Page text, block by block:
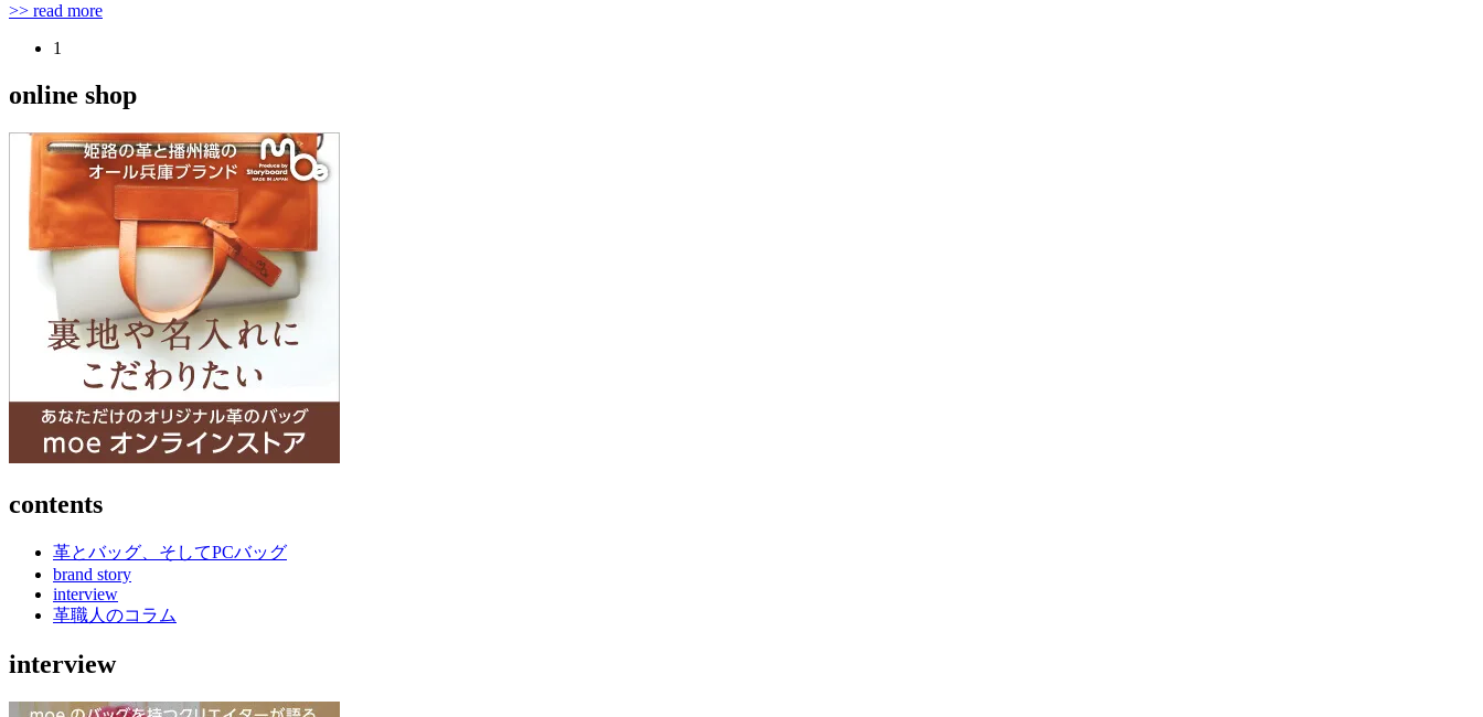
>> read more
1
online shop
contents
革とバッグ、そしてPCバッグ
brand story
interview
革職人のコラム
interview